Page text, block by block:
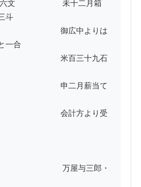
文　　　　　　未十二月箱
斗
中よりは
一合
三十九石
月薪当て
方より受
　　　　　　　万屋与三郎・